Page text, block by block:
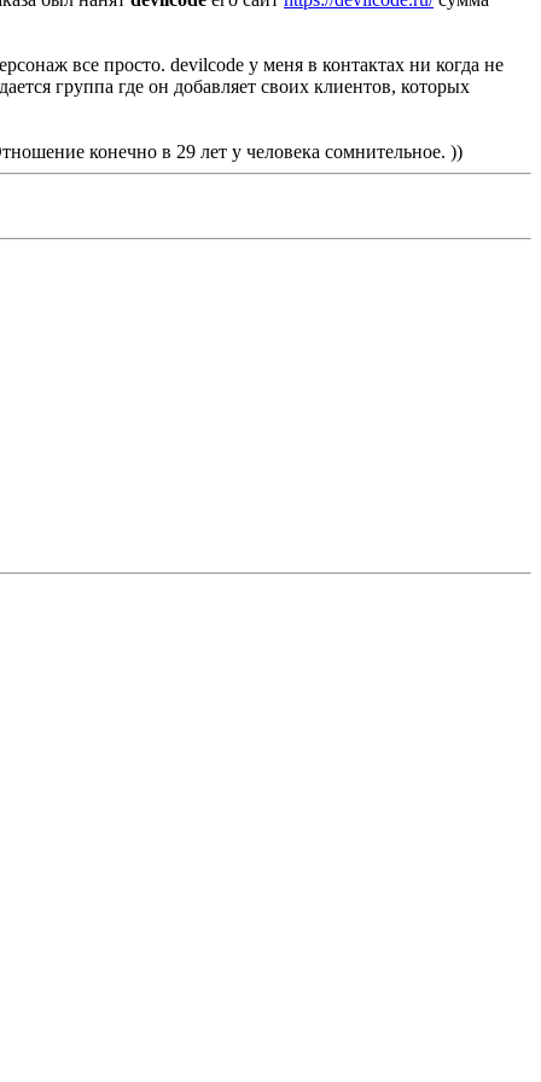
все просто. devilcode у меня в контактах ни когда не
группа где он добавляет своих клиентов, которых
конечно в 29 лет у человека сомнительное. ))